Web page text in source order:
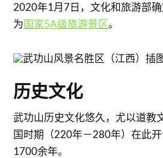
2020年1月7日，文化和旅游部
为国家5A级旅游景区。
历史文化
武功山历史文化悠久，尤以道教
国时期（220年－280年）在此
1700余年。